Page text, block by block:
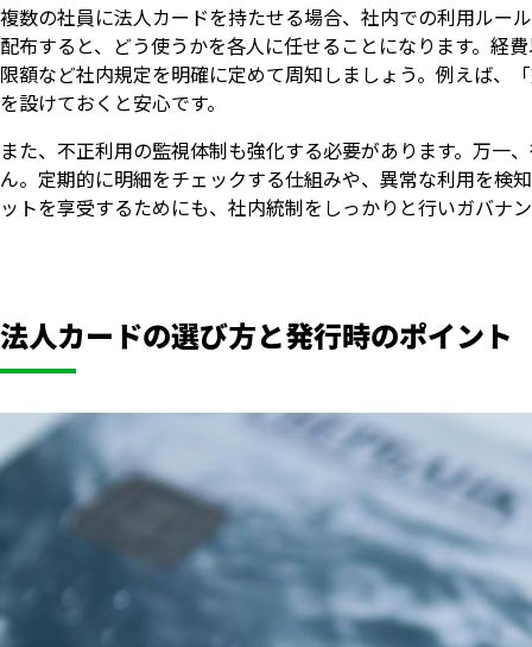
複数の社員に法人カードを持たせる場合、社内での利用ルー
配布すると、どう使うかを各人に任せることになります。経
限額など社内規定を明確に定めて周知しましょう。例えば
を設けておくと安心です。
また、不正利用の監視体制も強化する必要があります。万一
ん。定期的に明細をチェックする仕組みや、異常な利用を検
ットを享受するためにも、社内統制をしっかりと行いガバナ
法人カードの選び方と発行時のポイント